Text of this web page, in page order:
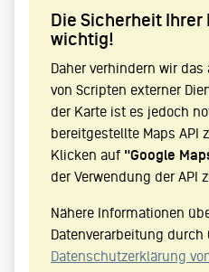
Die Sicherheit Ihrer
wichtig!
Daher verhindern wir
von Scripten externer
der Karte ist es jedoch
bereitgestellte Maps API
Klicken auf "Google
der Verwendung der API
Nähere Informationen
Datenverarbeitung durch
Datenschutzerklärung